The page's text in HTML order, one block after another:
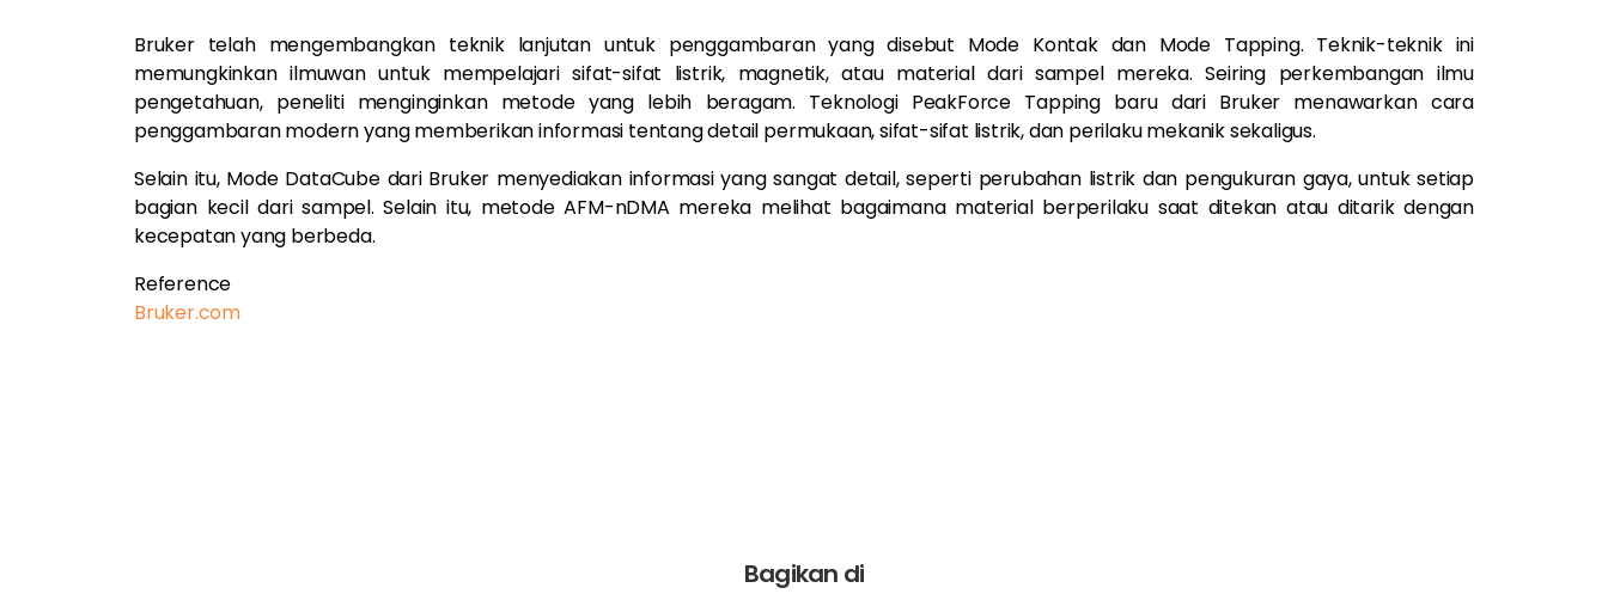
Bruker telah mengembangkan teknik lanjutan untuk penggambaran yang disebut Mode Kontak dan Mode Tapping. Teknik-teknik ini
memungkinkan ilmuwan untuk mempelajari sifat-sifat listrik, magnetik, atau material dari sampel mereka. Seiring perkembangan ilmu
pengetahuan, peneliti menginginkan metode yang lebih beragam. Teknologi PeakForce Tapping baru dari Bruker menawarkan cara
penggambaran modern yang memberikan informasi tentang detail permukaan, sifat-sifat listrik, dan perilaku mekanik sekaligus.
Selain itu, Mode DataCube dari Bruker menyediakan informasi yang sangat detail, seperti perubahan listrik dan pengukuran gaya, untuk setiap
bagian kecil dari sampel. Selain itu, metode AFM-nDMA mereka melihat bagaimana material berperilaku saat ditekan atau ditarik dengan
kecepatan yang berbeda.
Reference
Bruker.com
Bagikan di